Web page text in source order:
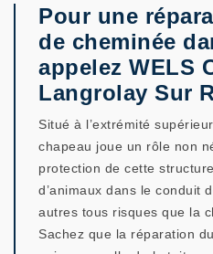
Pour une
de cheminée
appelez WELS
Langrolay Sur
Situé à l’extrémité
chapeau joue un rôle non
protection de cette
d’animaux dans le conduit
autres tous risques que la
Sachez que la réparation